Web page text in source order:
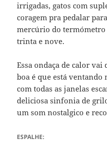
irrigadas, gatos com
coragem pra pedalar
mercúrio do
trinta e nove.
Essa ondaça de calor
boa é que está
com todas as janelas
deliciosa sinfonia de
um som nostalgico e
ESPALHE: